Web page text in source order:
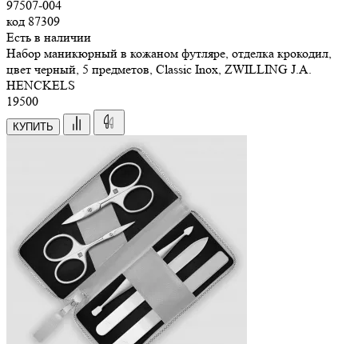
97507-004
код 87309
Есть в наличии
Набор маникюрный в кожаном футляре, отделка крокодил,
цвет черный, 5 предметов, Classic Inox, ZWILLING J.A.
HENCKELS
19500
КУПИТЬ